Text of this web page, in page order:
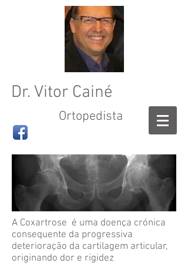
Dr. Vitor Cainé
Ortopedista
A Coxartrose é uma doença crónica
consequente da progressiva
deterioração da cartilagem articular,
originando dor e rigidez